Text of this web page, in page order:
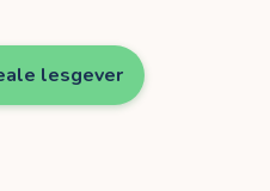
lesgever